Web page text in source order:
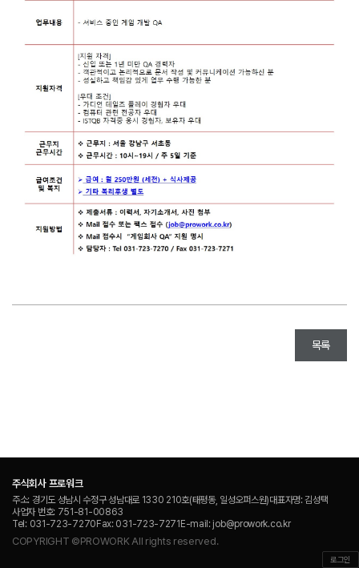
목록
주식회사 프로워크
주소: 경기도 성남시 수정구 성남대로 1330 210호(태평동, 일성오퍼스원)대표자명: 김성택
사업자 번호: 751-81-00863
Tel: 031-723-7270Fax: 031-723-7271E-mail: job@prowork.co.kr
COPYRIGHT ©PROWORK All rights reserved.
로그인